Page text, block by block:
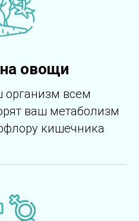
овощи
всем
ваш метаболизм
кишечника